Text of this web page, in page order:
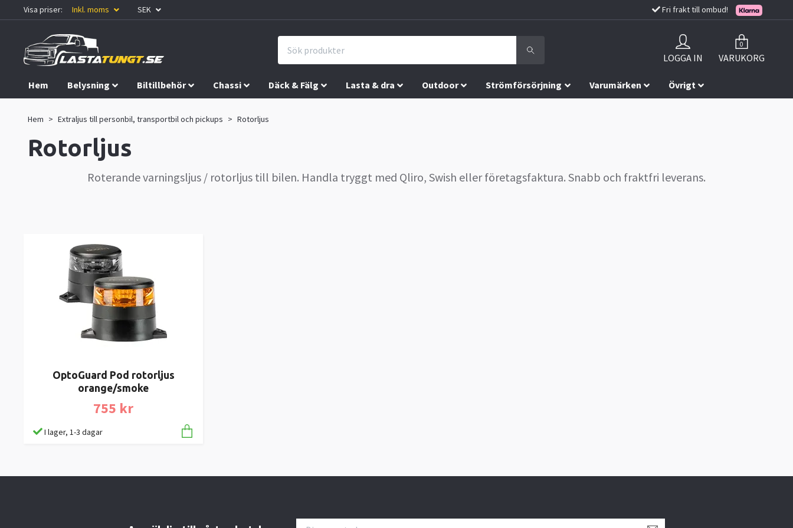
Visa priser: Inkl. moms SEK Fri frakt till ombud!
LOGGA IN
0
VARUKORG
Hem Belysning Biltillbehör Chassi Däck & Fälg Lasta & dra Outdoor Strömförsörjning Varumärken Övrigt
Hem Extraljus till personbil, transportbil och pickups Rotorljus
Rotorljus
Roterande varningsljus / rotorljus till bilen. Handla tryggt med Qliro, Swish eller företagsfaktura. Snabb och fraktfri leverans.
OptoGuard Pod rotorljus
orange/smoke
755 kr
I lager, 1-3 dagar